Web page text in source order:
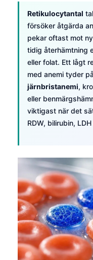
Retikulocytantal
försöker åtgärda
pekar oftast mot
tidig återhämtning
eller folat. Ett lågt
med anemi tyder
järnbristanemi,
eller
viktigast när det
RDW, bilirubin,